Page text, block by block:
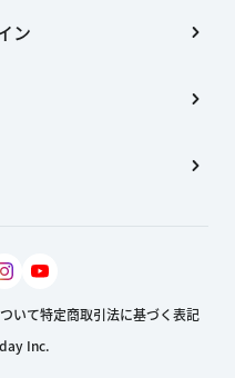
ン
いて特定商取引法に基づく表記
Inc.